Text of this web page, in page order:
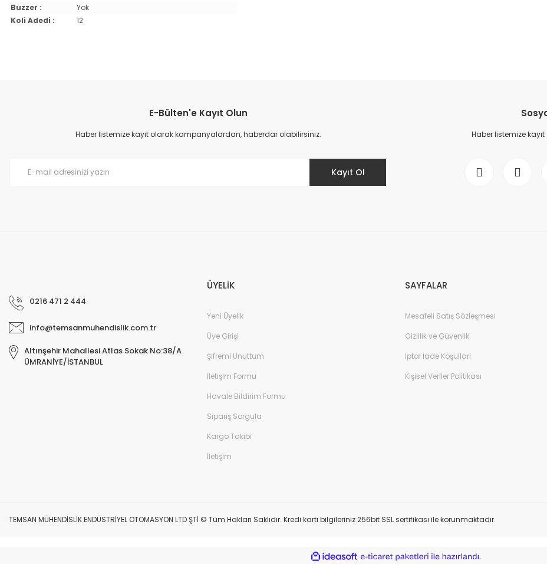
Buzzer :
Yok
Koli Adedi :
12
Ürün resmi kalitesiz, bozuk veya görüntülenemiyor.
Ürün açıklamasında eksik bilgiler bulunuyor.
E-Bülten'e Kayıt Olun
Haber listemize kayıt olarak kampanyalardan, haberdar olabilirsiniz.
Kayıt Ol
Haber listemize
0216 471 2 444
info@temsanmuhendislik.com.tr
Altınşehir Mahallesi Atlas Sokak No:38/A
ÜMRANİYE/İSTANBUL
ÜYELİK
Yeni Üyelik
Üye Girişi
Şifremi Unuttum
İletişim Formu
Havale Bildirim Formu
Sipariş Sorgula
Kargo Takibi
İletişim
SAYFALAR
Mesafeli Satış Sözleşmesi
Gizlilik ve Güvenlik
İptal İade Koşullari
Kişisel Veriler Politikası
TEMSAN MÜHENDİSLİK ENDÜSTRİYEL OTOMASYON LTD ŞTİ © Tüm Hakları Saklıdır. Kredi kartı bilgileriniz 256bit SSL sertifikası ile korunmaktadır.
ideasoft
e-